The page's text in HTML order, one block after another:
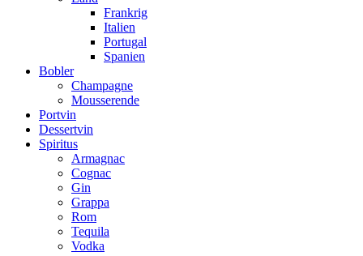
Frankrig
Italien
Portugal
Spanien
Bobler
Champagne
Mousserende
Portvin
Dessertvin
Spiritus
Armagnac
Cognac
Gin
Grappa
Rom
Tequila
Vodka